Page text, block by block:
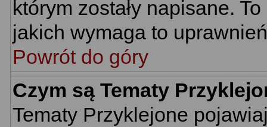
którym zostały napisane.
jakich wymaga to
Powrót do góry
Czym są Tematy
Tematy Przyklejone